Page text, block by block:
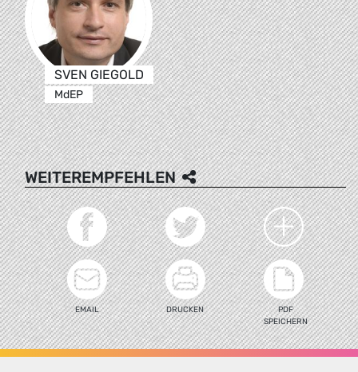
SVEN GIEGOLD
MdEP
WEITEREMPFEHLEN
EMAIL DRUCKEN
PDF
SPEICHERN